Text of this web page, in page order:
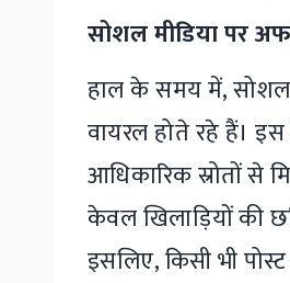
सोशल मीडिया पर
हाल के समय में, सोशल
वायरल होते रहे हैं।
आधिकारिक स्रोतों से
केवल खिलाड़ियों की
इसलिए, किसी भी